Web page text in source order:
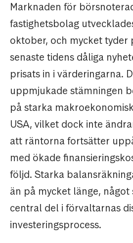
Marknaden för
fastighetsbolag
oktober, och mycket tyder
senaste tidens dåliga
prisats in i värderingarna.
uppmjukade stämningen
på starka
USA, vilket dock inte
att räntorna fortsätter
med ökade
följd. Starka
än på mycket länge,
central del i förvaltarnas
investeringsprocess.